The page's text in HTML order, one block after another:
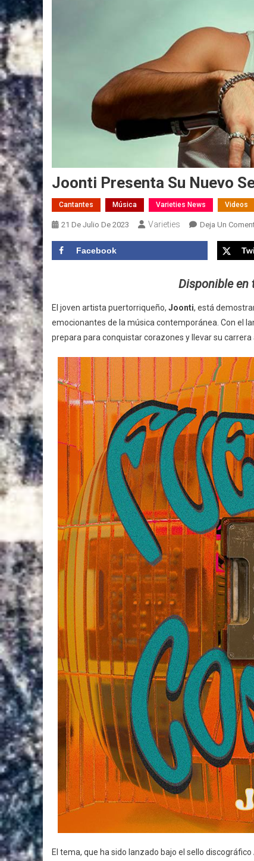
Joonti Presenta Su Nuevo
Cantantes Música Varieties News Videos
21 De Julio De 2023 Varieties Deja Un
Facebook
Disponible
El joven artista puertorriqueño, Joonti, está
emocionantes de la música contemporánea. Con el
prepara para conquistar corazones y llevar su carrera
El tema, que ha sido lanzado bajo el sello discográfico